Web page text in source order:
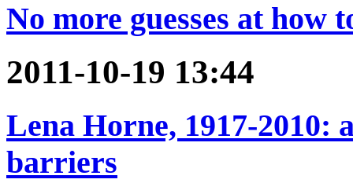
No more guesses at how
2011-10-19 13:44
Lena Horne, 1917-2010:
barriers